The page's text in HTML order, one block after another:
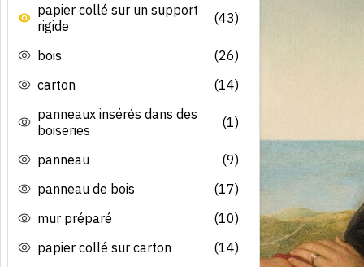
papier collé sur un support
rigide
(43)
bois
(26)
carton
(14)
panneaux insérés dans des
boiseries
(1)
panneau
(9)
panneau de bois
(17)
mur préparé
(10)
papier collé sur carton
(14)